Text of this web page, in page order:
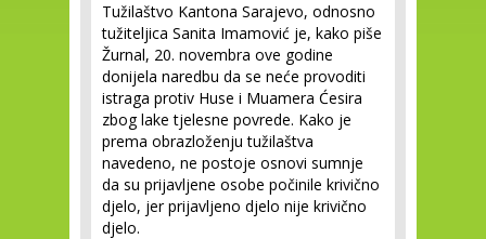
Tužilaštvo Kantona Sarajevo, odnosno
tužiteljica Sanita Imamović je, kako piše
Žurnal, 20. novembra ove godine
donijela naredbu da se neće provoditi
istraga protiv Huse i Muamera Ćesira
zbog lake tjelesne povrede. Kako je
prema obrazloženju tužilaštva
navedeno, ne postoje osnovi sumnje
da su prijavljene osobe počinile krivično
djelo, jer prijavljeno djelo nije krivično
djelo.